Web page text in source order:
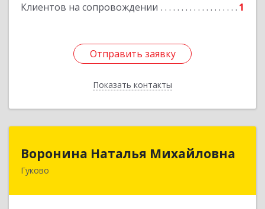
Клиентов на сопровождении 1
Отправить заявку
Показать контакты
Отправить заявку
Назад
Воронина Наталья Михайловна
Гуково
Воронина Наталья Михайловна